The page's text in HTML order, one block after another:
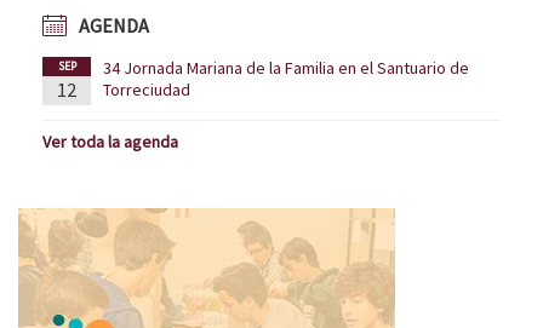
AGENDA
SEP
12
34 Jornada Mariana de la Familia en el Santuario de
Torreciudad
Ver toda la agenda